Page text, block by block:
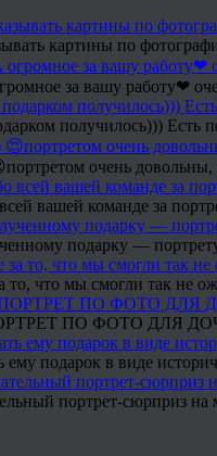
картины по
за вашу работу❤
получилось))) Есть
очень
вашей команде за
подарку —
то, что мы смогли так не
ПО ФОТО ДЛЯ
подарок в виде
портрет-сюрприз